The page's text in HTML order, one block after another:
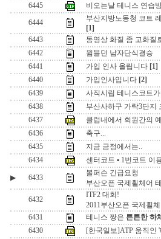
6445
비오는날 테니스 연습
6444
부산지방노동청 코트
[1]
6443
동영상 화질 좀 고화질
6442
윔블던 남자단식결승
6441
가입 인사 올립니다 [1]
6440
가입인사입니다 [2]
6439
사직시립 테니스코트
6438
부산사하구 가락3단지
6437
클럽내에서 회원간의
6436
축구...
6435
지금 금정에서는..
6434
센터코트 ▪ 1번코트 이
▶ 6433
볼퍼슨 긴급요청
부산오픈 국제휠체어
6432
ITF2 대회!
2011부산오픈 국제휠
6431
테니스 짱은 튼튼한 하
6430
[한국일보]ATP 움직인